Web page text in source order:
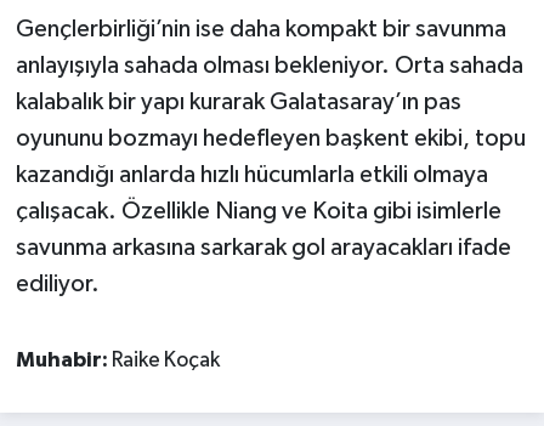
Gençlerbirliği’nin ise daha kompakt bir savunma
anlayışıyla sahada olması bekleniyor. Orta sahada
kalabalık bir yapı kurarak Galatasaray’ın pas
oyununu bozmayı hedefleyen başkent ekibi, topu
kazandığı anlarda hızlı hücumlarla etkili olmaya
çalışacak. Özellikle Niang ve Koita gibi isimlerle
savunma arkasına sarkarak gol arayacakları ifade
ediliyor.
Muhabir: Raike Koçak